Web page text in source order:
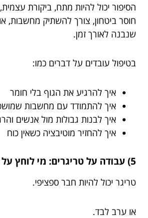
הסיפור יכול להיות מתח, ביקורת
חוסר ביטחון, צורך להשתיק מחשבות,
שנבנה לאורך זמן.
בטיפול עובדים על דברים כמו:
איך להרגיע את הגוף בלי חומר
איך להתמודד עם מחשבות
איך לבנות גבולות מול אנשים
איך להחזיר מוטיבציה כשאין כוח
5) עבודה על טריגרים: מי לוחץ על הכפתור ומתי?
טריגר יכול להיות חבר ספציפי.
או ערב לבד.